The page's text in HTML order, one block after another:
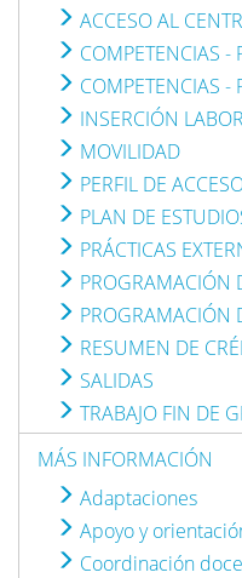
ACCESO AL
COMPETENCIAS -
COMPETENCIAS -
INSERCIÓN
MOVILIDAD
PERFIL DE
PLAN DE
PRÁCTICAS
PROGRAMACIÓN
PROGRAMACIÓN
RESUMEN DE
SALIDAS
TRABAJO FIN DE
MÁS INFORMACIÓN
Adaptaciones
Apoyo y
Coordinación